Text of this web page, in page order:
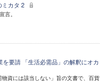
カタ 2
。
要請 「生活必需品」の解釈にオカ
資には該当しない」旨の文書で、百貨